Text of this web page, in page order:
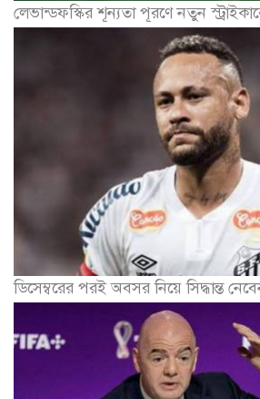
লেভান্ডফস্কির শূন্যতা পূরণে নতুন
ডিসেম্বরের পরই অবসর নিয়ে সিদ্ধান্ত